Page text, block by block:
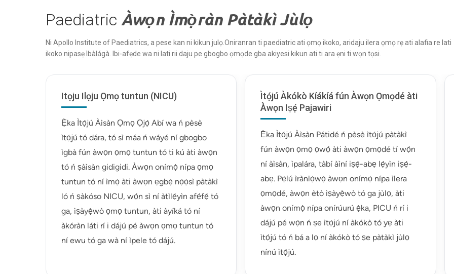
Paediatric Àwọn Ìmọ̀ràn Pàtàkì Jùlọ
Ni Apollo Institute of Paediatrics, a pese kan ni kikun julọ.Oniranran ti paediatric ati ọmọ ikoko, aridaju ilera ọmọ rẹ ati alafia re lati
ikoko nipasẹ ìbàlágà. Ibi-afẹde wa ni lati rii daju pe gbogbo ọmọde gba akiyesi kikun ati ti ara ẹni ti wọn tọsi.
Itọju Ilọju Ọmọ tuntun (NICU)
Ẹ̀ka Ìtọ́jú Àìsàn Ọmọ Ọjọ́ Abí wa ń pèsè
ìtọ́jú tó dára, tó sì máa ń wáyé ní gbogbo
ìgbà fún àwọn ọmọ tuntun tó ti kú àti àwọn
tó ń ṣàìsàn gidigidi. Àwọn onímọ̀ nípa ọmọ
tuntun tó ní ìmọ̀ àti àwọn ẹgbẹ́ nọ́ọ̀sì pàtàkì
ló ń ṣàkóso NICU, wọ́n sì ní àtìlẹ́yìn afẹ́fẹ́ tó
ga, ìṣàyẹ̀wò ọmọ tuntun, àti àyíká tó ní
àkóràn láti rí i dájú pé àwọn ọmọ tuntun tó
ní ewu tó ga wà ní ìpele tó dájú.
Ìtọ́jú Àkókò Kíákíá fún Àwọn Ọmọdé àti
Àwọn Iṣẹ́ Pajawiri
Ẹ̀ka Ìtọ́jú Àìsàn Pátidé ń pèsè ìtọ́jú pàtàkì
fún àwọn ọmọ ọwọ́ àti àwọn ọmọdé tí wọ́n
ní àìsàn, ìpalára, tàbí àìní iṣẹ́-abẹ lẹ́yìn iṣẹ́-
abẹ. Pẹ̀lú ìrànlọ́wọ́ àwọn onímọ̀ nípa ìlera
ọmọdé, àwọn ètò ìṣàyẹ̀wò tó ga jùlọ, àti
àwọn onímọ̀ nípa onírúurú ẹ̀ka, PICU ń rí i
dájú pé wọ́n ń ṣe ìtọ́jú ní àkókò tó yẹ àti
ìtọ́jú tó ń bá a lọ ní àkókò tó ṣe pàtàkì jùlọ
nínú ìtọ́jú.